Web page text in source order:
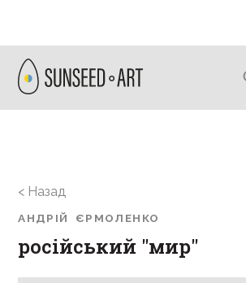
< Назад
АНДРІЙ ЄРМОЛЕНКО
російський "мир"